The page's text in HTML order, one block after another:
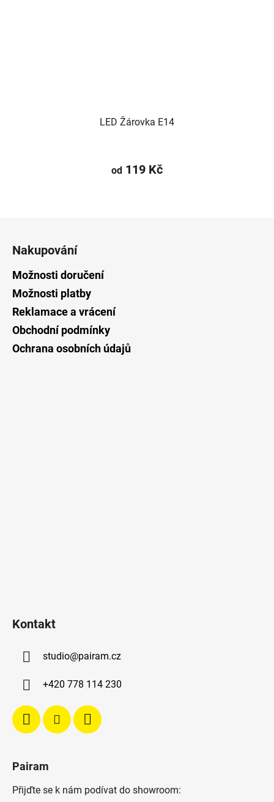
LED Žárovka E14
od 119 Kč
Nakupování
Možnosti doručení
Možnosti platby
Reklamace a vrácení
Obchodní podmínky
Ochrana osobních údajů
Kontakt
studio@pairam.cz
+420 778 114 230
Pairam
Přijďte se k nám podívat do showroom: